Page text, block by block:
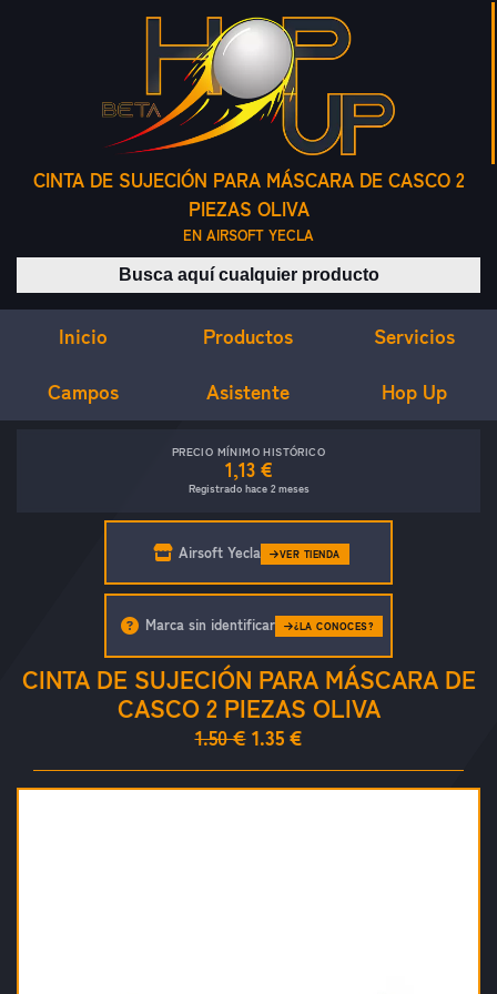
CINTA DE SUJECIÓN PARA MÁSCARA DE CASCO 2
PIEZAS OLIVA
EN AIRSOFT YECLA
Buscar productos
Inicio Productos Servicios
Campos Asistente Hop Up
PRECIO MÍNIMO HISTÓRICO
1,13 €
Registrado hace 2 meses
Airsoft Yecla VER TIENDA
CINTA DE SUJECIÓN PARA MÁSCARA DE
CASCO 2 PIEZAS OLIVA
1.50 € 1.35 €
Marca sin identificar ¿LA CONOCES?